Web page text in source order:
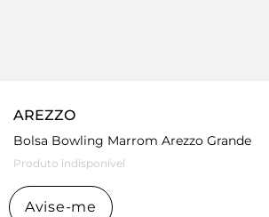
AREZZO
Bolsa Bowling Marrom Arezzo Grande
Produto indisponível
Avise-me